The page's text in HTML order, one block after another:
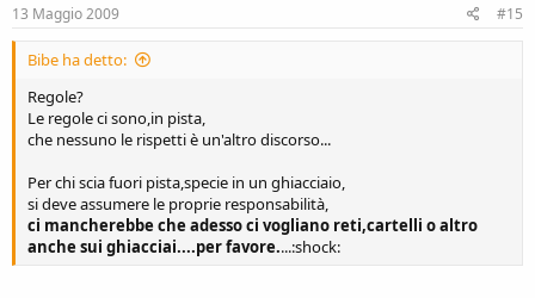
13 Maggio 2009 #15
Bibe ha detto:
Regole?
Le regole ci sono,in pista,
che nessuno le rispetti è un'altro discorso...
Per chi scia fuori pista,specie in un ghiacciaio,
si deve assumere le proprie responsabilità,
ci mancherebbe che adesso ci vogliano reti,cartelli o altro
anche sui ghiacciai....per favore....:shock: